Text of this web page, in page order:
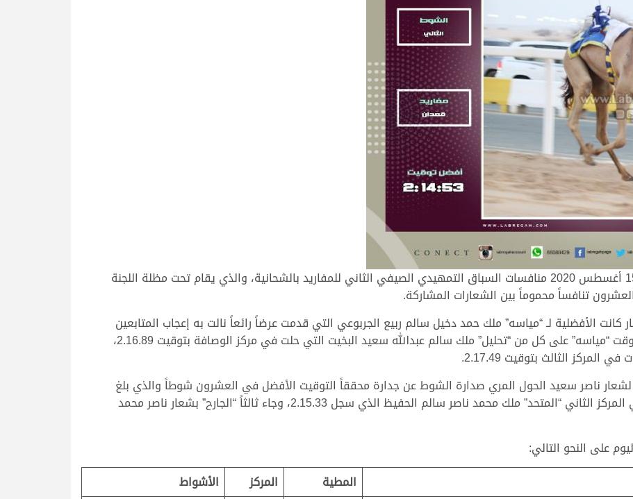
بمشاركة 440 رأساً، أقيمت صباح اليوم السبت 15 أغسطس 2020 منافسات السباق التمهيدي الصيفي الثاني للمفاريد بالشحانية، والذي يقام تحت مظلة اللجنة
تنافساً محموماً بين الشعارات المشاركة.
الأفضلية لـ “مياسه” ملك حمد دخيل سالم ربيع الجربوعي التي قدمت عرضاً رائعاً نالت به إعجاب المتابعين
للسباق مسجلة توقيتاً زمنياً قدره 2.14.76، وتفوقت “مياسه” على كل من “تحليل” ملك سالم عبدالله سعيد البخيت التي حلت في مركز الوصافة بتوقيت 2.16.89،
الثالث بتوقيت 2.17.49.
لشعار ناصر سعيد الحول المري صدارة الشوط عن جدارة محققاً التوقيت الأفضل في العشرون شوطاً والذي بلغ
دقيقتان و14 ثانية و53 جزء من الثانية، تلاه في المركز الثاني “المتحد” ملك محمد ناصر سالم الحفيظ الذي سجل 2.15.33، وجاء ثالثاً “الجارح” بشعار ناصر محمد
المطية المركز
الأشواط